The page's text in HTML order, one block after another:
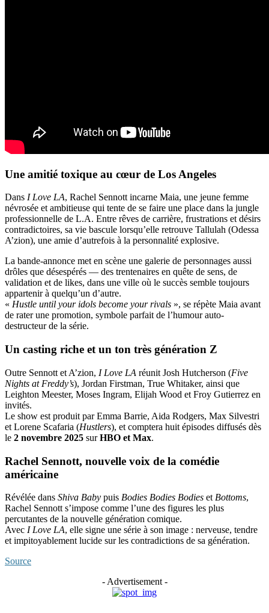
Une amitié toxique au cœur de Los Angeles
Dans I Love LA, Rachel Sennott incarne Maia, une jeune femme
névrosée et ambitieuse qui tente de se faire une place dans la jungle
professionnelle de L.A. Entre rêves de carrière, frustrations et désirs
contradictoires, sa vie bascule lorsqu’elle retrouve Tallulah (Odessa
A’zion), une amie d’autrefois à la personnalité explosive.
La bande-annonce met en scène une galerie de personnages aussi
drôles que désespérés — des trentenaires en quête de sens, de
validation et de likes, dans une ville où le succès semble toujours
appartenir à quelqu’un d’autre.
« Hustle until your idols become your rivals », se répète Maia avant
de rater une promotion, symbole parfait de l’humour auto-
destructeur de la série.
Un casting riche et un ton très génération Z
Outre Sennott et A’zion, I Love LA réunit Josh Hutcherson (Five
Nights at Freddy’s), Jordan Firstman, True Whitaker, ainsi que
Leighton Meester, Moses Ingram, Elijah Wood et Froy Gutierrez en
invités.
Le show est produit par Emma Barrie, Aida Rodgers, Max Silvestri
et Lorene Scafaria (Hustlers), et comptera huit épisodes diffusés dès
le 2 novembre 2025 surHBO et Max.
Rachel Sennott, nouvelle voix de la comédie
américaine
Révélée dans Shiva Baby puis Bodies Bodies Bodies et Bottoms,
Rachel Sennott s’impose comme l’une des figures les plus
percutantes de la nouvelle génération comique.
Avec I Love LA, elle signe une série à son image : nerveuse, tendre
et impitoyablement lucide sur les contradictions de sa génération.
Source
- Advertisement -